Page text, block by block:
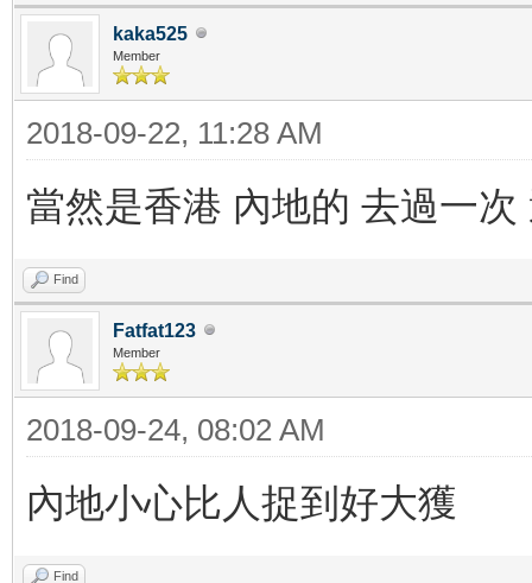
kaka525
Member
2018-09-22, 11:28 AM
當然是香港 內地的 去過一次
Find
Fatfat123
Member
2018-09-24, 08:02 AM
內地小心比人捉到好大獲
Find